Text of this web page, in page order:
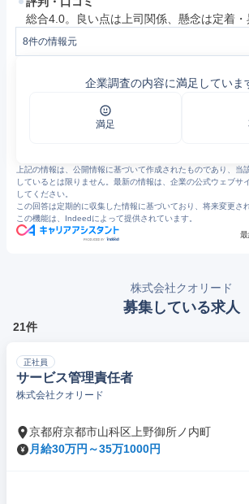
総合4.0。良い点は上司関係、懸念は定着・
8件の情報元
ハローワークインターネットサービス - 求人情報検索・
施設紹介 - 就労継続支援A型・B型事業所 株式会社クオ
https://www.pref.shiga.lg.jp/file/attachment/5512333.pdf
企業調査の内容に満足していま
満足
上記の情報は、公開情報に基づいて作成されたものであり、当
しているとは限りません。最新の情報は、企業の公式ウェブサ
してください。
この回答は定期的に収集した情報に基づいており、将来変更さ
この機能は、Indeedによって提供されています。
最
株式会社クオリード
募集している求人
21件
正社員
サービス管理責任者
株式会社クオリード
京都府京都市山科区上野御所ノ内町
月給30万円～35万1000円